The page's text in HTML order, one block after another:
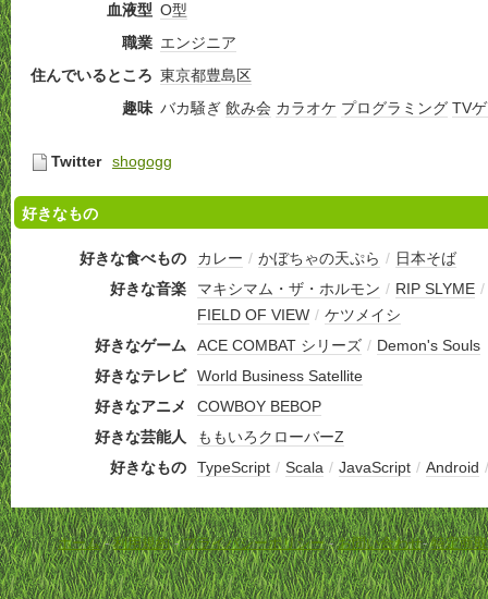
血液型 O型
職業 エンジニア
住んでいるところ 東京都豊島区
趣味 バカ騒ぎ 飲み会 カラオケ プログラミング TV
Twitter shogogg
好きなもの
好きな食べもの カレー / かぼちゃの天ぷら / 日本そば
好きな音楽
マキシマム・ザ・ホルモン / RIP SLYME /
FIELD OF VIEW / ケツメイシ
好きなゲーム
ACE COMBAT シリーズ / Demon's Souls
好きなテレビ
World Business Satellite
好きなアニメ
COWBOY BEBOP
好きな芸能人
ももいろクローバーZ
好きなもの
TypeScript / Scala / JavaScript / Android
ホーム-利用規約-プライバシーポリシー-お問い合わせ-特定商